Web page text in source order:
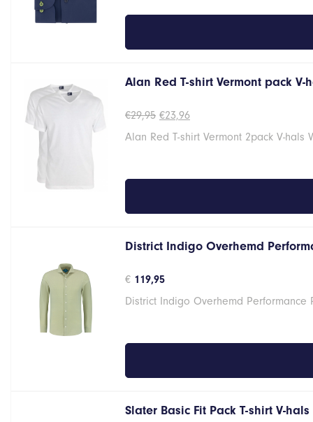
Alan Red T-shirt Vermont pack V-
€29,95 Oorspronkelijke
was:
€23,96Huidige
is:
Alan Red T-shirt Vermont 2pack V-hals
District Indigo Overhemd
€ 119,95
District Indigo Overhemd Performance
Slater Basic Fit Pack T-shirt V-